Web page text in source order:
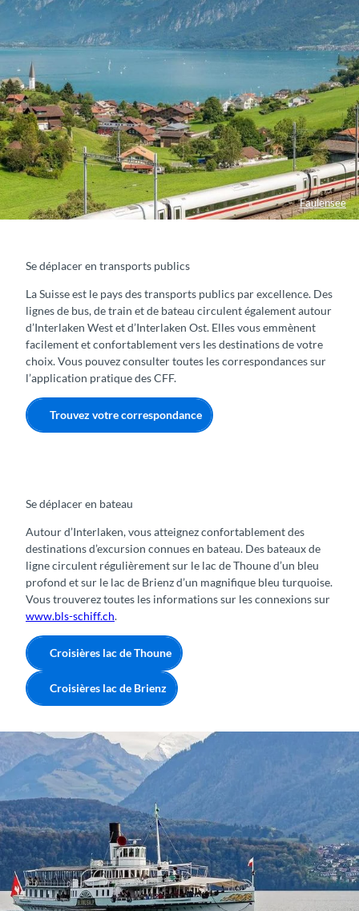
Faulensee
Se déplacer en transports publics
La Suisse est le pays des transports publics par excellence. Des
lignes de bus, de train et de bateau circulent également autour
d’Interlaken West et d’Interlaken Ost. Elles vous emmènent
facilement et confortablement vers les destinations de votre
choix. Vous pouvez consulter toutes les correspondances sur
l’application pratique des CFF.
Trouvez votre correspondance
Se déplacer en bateau
Autour d’Interlaken, vous atteignez confortablement des
destinations d’excursion connues en bateau. Des bateaux de
ligne circulent régulièrement sur le lac de Thoune d’un bleu
profond et sur le lac de Brienz d’un magnifique bleu turquoise.
Vous trouverez toutes les informations sur les connexions sur
www.bls-schiff.ch.
Croisières lac de Thoune
Croisières lac de Brienz